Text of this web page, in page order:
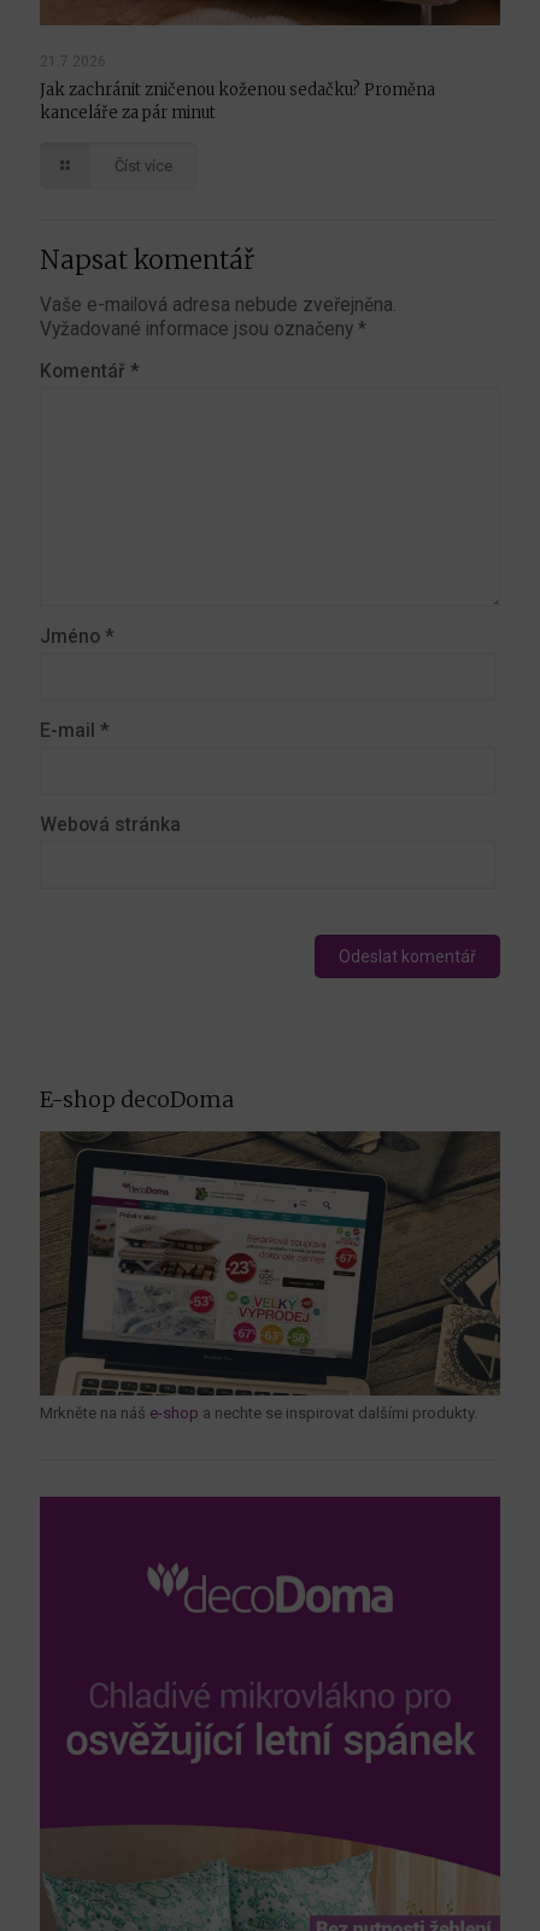
21.7.2026
Jak zachránit zničenou koženou sedačku? Proměna
kanceláře za pár minut
Číst více
Napsat komentář
Vaše e-mailová adresa nebude zveřejněna.
Vyžadované informace jsou označeny *
Komentář *
Jméno *
E-mail *
Webová stránka
E-shop decoDoma
Mrkněte na náš e-shop a nechte se inspirovat dalšími produkty.